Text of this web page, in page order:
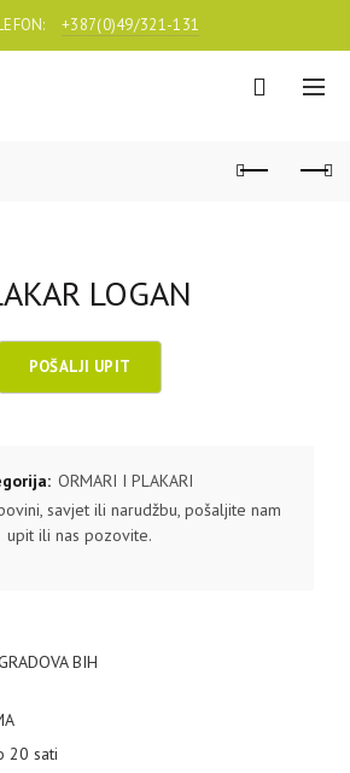
+387(0)49/321-131
LOGAN
ORMARI I PLAKARI
savjet ili narudžbu, pošaljite nam
upit ili nas pozovite.
BIH
20 sati